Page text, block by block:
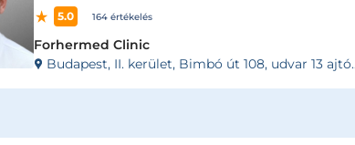
5.0 164 értékelés
Forhermed Clinic
Budapest, II. kerület, Bimbó út 108, udvar 13 ajtó. Kaputelefon 13- Rendelő